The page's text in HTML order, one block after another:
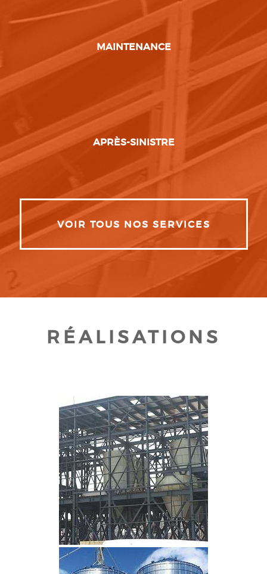
MAINTENANCE
APRÈS-SINISTRE
VOIR TOUS NOS SERVICES
RÉALISATIONS
CLIQUEZ POUR AGRANDIR